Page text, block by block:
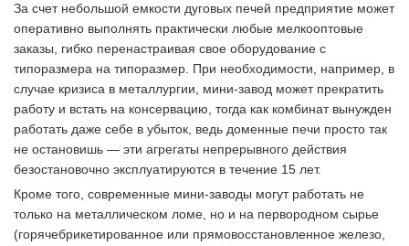
За счет небольшой емкости дуговых печей предприятие может
оперативно выполнять практически любые мелкооптовые
заказы, гибко перенастраивая свое оборудование с
типоразмера на типоразмер. При необходимости, например, в
случае кризиса в металлургии, мини-завод может прекратить
работу и встать на консервацию, тогда как комбинат вынужден
работать даже себе в убыток, ведь доменные печи просто так
не остановишь — эти агрегаты непрерывного действия
безостановочно эксплуатируются в течение 15 лет.
Кроме того, современные мини-заводы могут работать не
только на металлическом ломе, но и на первородном сырье
(горячебрикетированное или прямовосстановленное железо,